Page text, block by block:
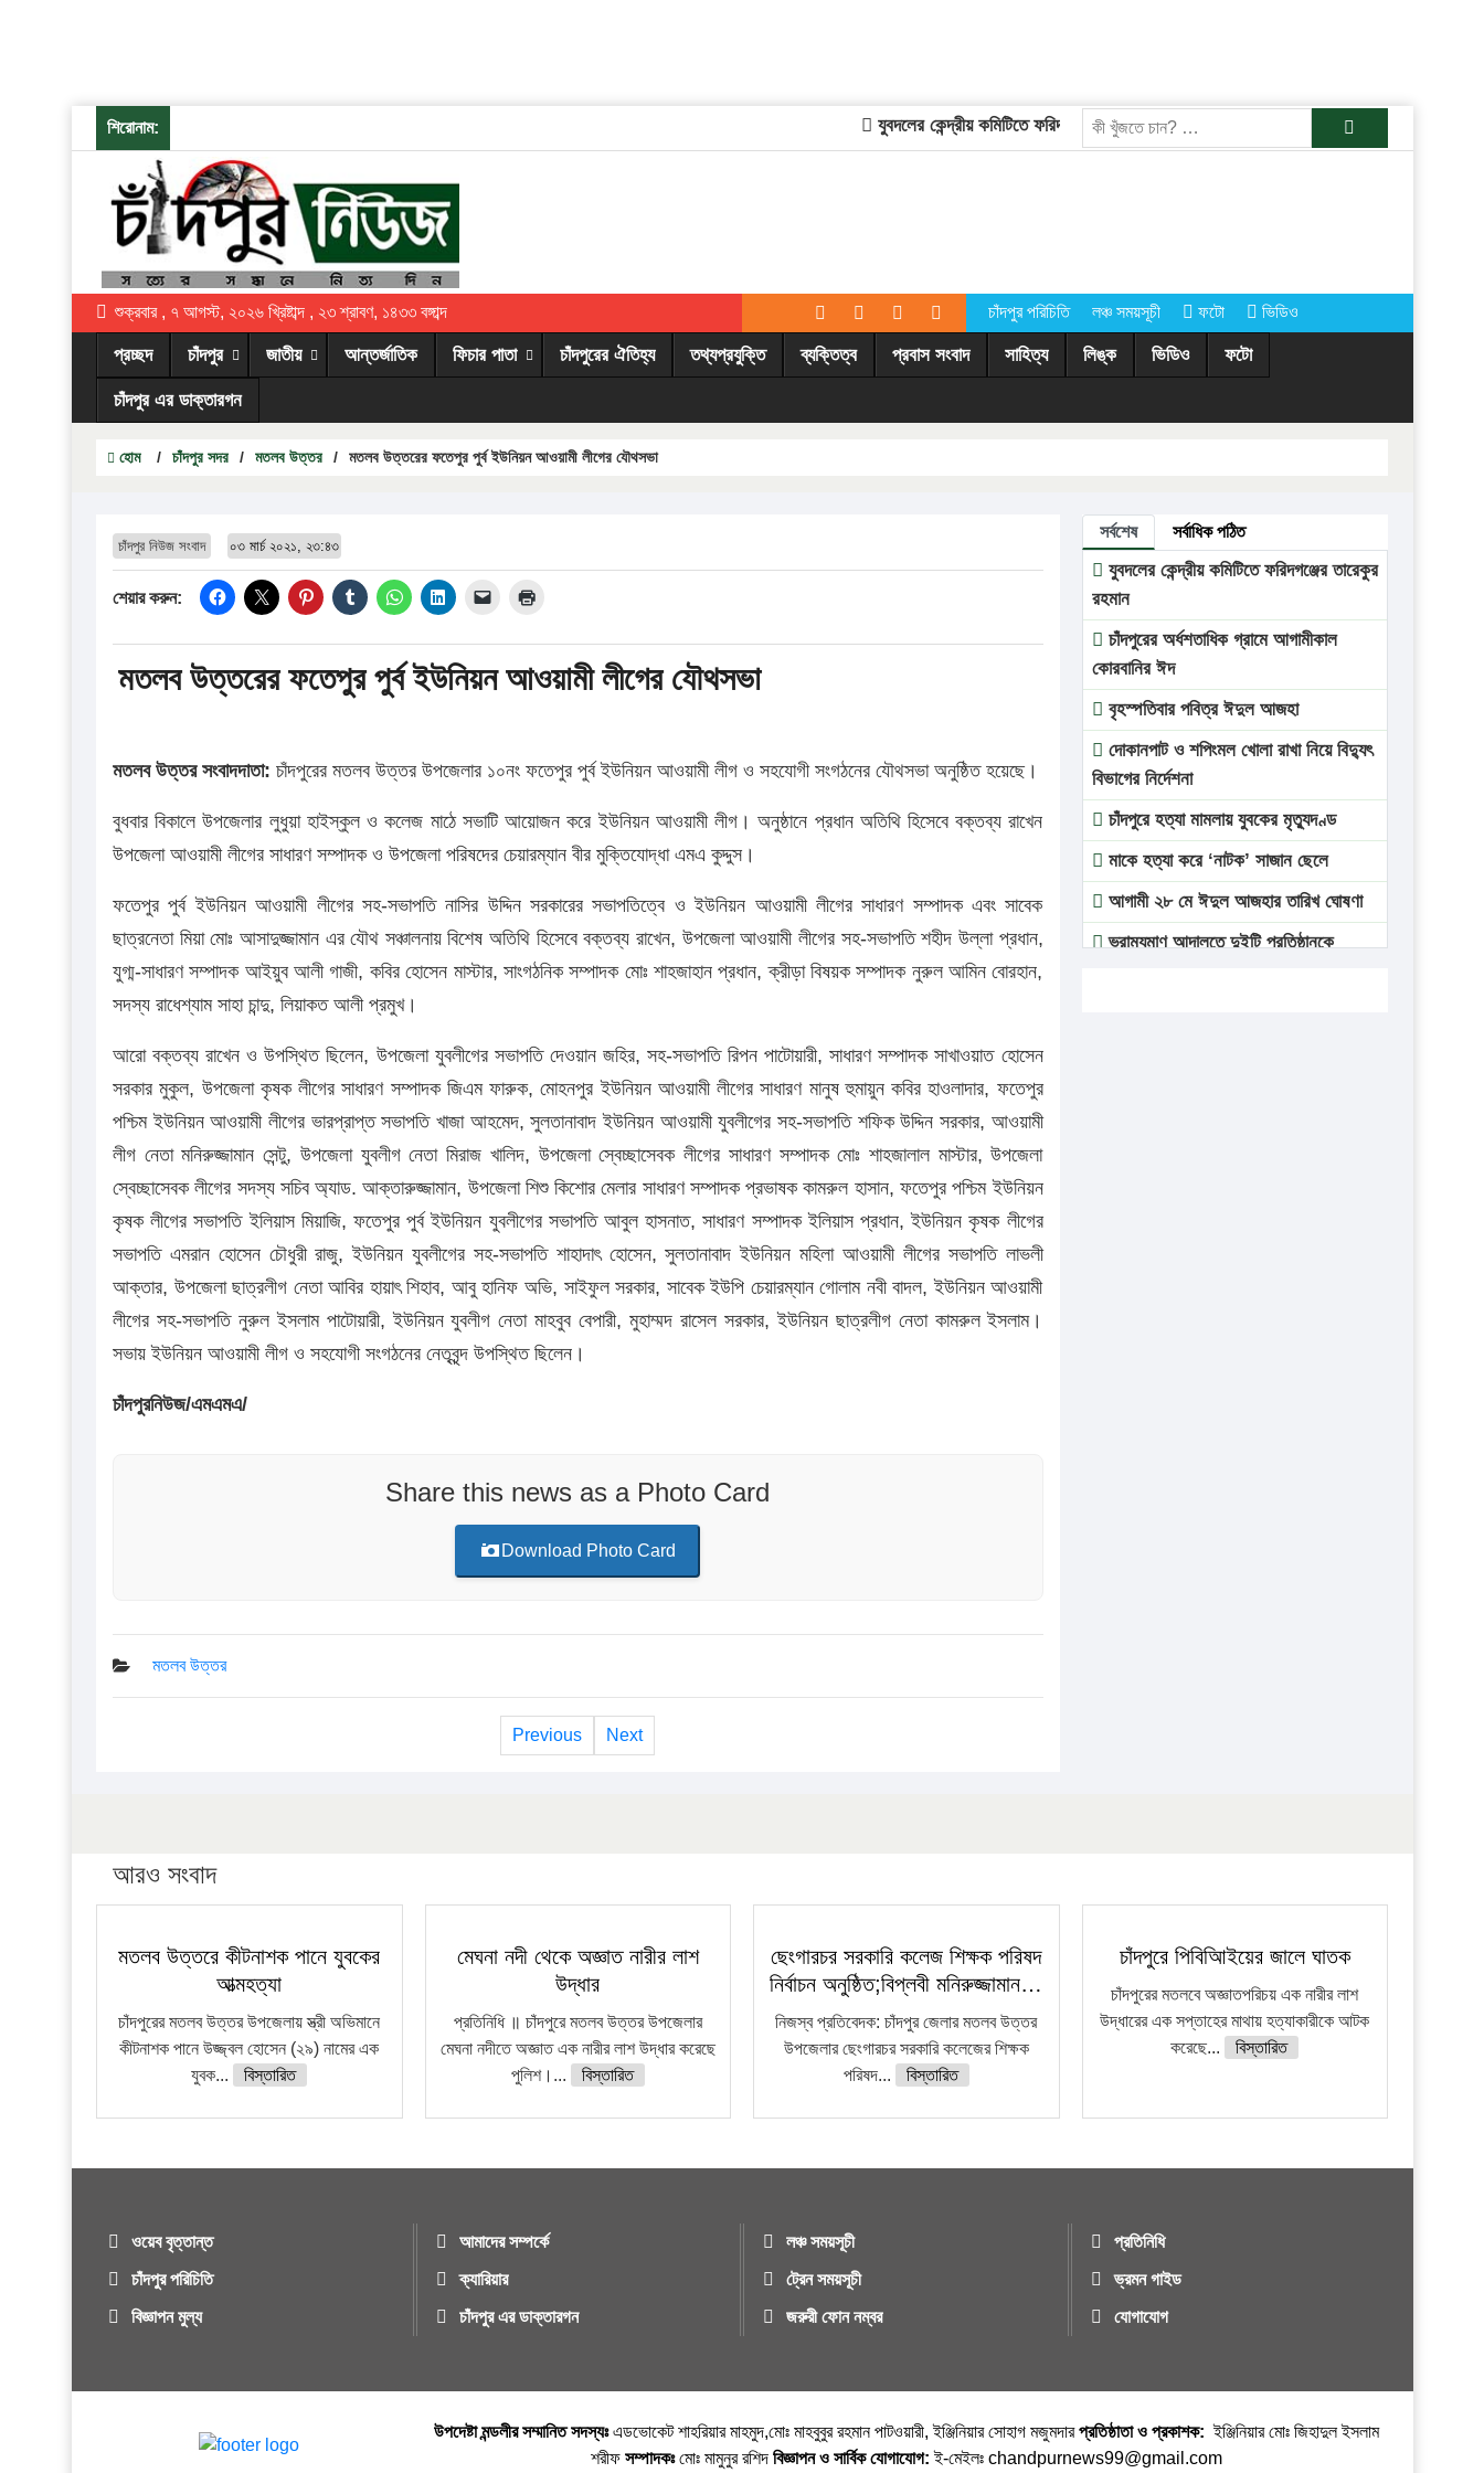
শিরোনাম: যুবদলের কেন্দ্রীয় কমিটিতে ফরিদগঞ্জের তারেকুর রহমান চাঁদপুরের অর্ধশতাধিক গ্রামে আগামীকাল
শুক্রবার , ৭ আগস্ট, ২০২৬ খ্রিষ্টাব্দ , ২৩ শ্রাবণ, ১৪৩৩ বঙ্গাব্দ চাঁদপুর পরিচিতি লঞ্চ সময়সূচী ফটো ভিডিও
প্রচ্ছদ চাঁদপুর জাতীয় আন্তর্জাতিক ফিচার পাতা চাঁদপুরের ঐতিহ্য তথ্যপ্রযুক্তি ব্যক্তিত্ব প্রবাস সংবাদ সাহিত্য লিঙ্ক ভিডিও ফটো
চাঁদপুর এর ডাক্তারগন
হোম / চাঁদপুর সদর / মতলব উত্তর / মতলব উত্তরের ফতেপুর পুর্ব ইউনিয়ন আওয়ামী লীগের যৌথসভা
চাঁদপুর নিউজ সংবাদ ০৩ মার্চ ২০২১, ২৩:৪৩
শেয়ার করুন:
মতলব উত্তরের ফতেপুর পুর্ব ইউনিয়ন আওয়ামী লীগের যৌথসভা
মতলব উত্তর সংবাদদাতা: চাঁদপুরের মতলব উত্তর উপজেলার ১০নং ফতেপুর পুর্ব ইউনিয়ন আওয়ামী লীগ ও সহযোগী সংগঠনের যৌথসভা অনুষ্ঠিত হয়েছে।
বুধবার বিকালে উপজেলার লুধুয়া হাইস্কুল ও কলেজ মাঠে সভাটি আয়োজন করে ইউনিয়ন আওয়ামী লীগ। অনুষ্ঠানে প্রধান অতিথি হিসেবে বক্তব্য রাখেন
উপজেলা আওয়ামী লীগের সাধারণ সম্পাদক ও উপজেলা পরিষদের চেয়ারম্যান বীর মুক্তিযোদ্ধা এমএ কুদ্দুস।
ফতেপুর পুর্ব ইউনিয়ন আওয়ামী লীগের সহ-সভাপতি নাসির উদ্দিন সরকারের সভাপতিত্বে ও ইউনিয়ন আওয়ামী লীগের সাধারণ সম্পাদক এবং সাবেক
ছাত্রনেতা মিয়া মোঃ আসাদুজ্জামান এর যৌথ সঞ্চালনায় বিশেষ অতিথি হিসেবে বক্তব্য রাখেন, উপজেলা আওয়ামী লীগের সহ-সভাপতি শহীদ উল্লা প্রধান,
যুগ্ম-সাধারণ সম্পাদক আইয়ুব আলী গাজী, কবির হোসেন মাস্টার, সাংগঠনিক সম্পাদক মোঃ শাহজাহান প্রধান, ক্রীড়া বিষয়ক সম্পাদক নুরুল আমিন বোরহান,
সদস্য রাধেশ্যাম সাহা চান্দু, লিয়াকত আলী প্রমুখ।
আরো বক্তব্য রাখেন ও উপস্থিত ছিলেন, উপজেলা যুবলীগের সভাপতি দেওয়ান জহির, সহ-সভাপতি রিপন পাটোয়ারী, সাধারণ সম্পাদক সাখাওয়াত হোসেন
সরকার মুকুল, উপজেলা কৃষক লীগের সাধারণ সম্পাদক জিএম ফারুক, মোহনপুর ইউনিয়ন আওয়ামী লীগের সাধারণ মানুষ হুমায়ুন কবির হাওলাদার, ফতেপুর
পশ্চিম ইউনিয়ন আওয়ামী লীগের ভারপ্রাপ্ত সভাপতি খাজা আহমেদ, সুলতানাবাদ ইউনিয়ন আওয়ামী যুবলীগের সহ-সভাপতি শফিক উদ্দিন সরকার, আওয়ামী
লীগ নেতা মনিরুজ্জামান সেন্টু, উপজেলা যুবলীগ নেতা মিরাজ খালিদ, উপজেলা স্বেচ্ছাসেবক লীগের সাধারণ সম্পাদক মোঃ শাহজালাল মাস্টার, উপজেলা
স্বেচ্ছাসেবক লীগের সদস্য সচিব অ্যাড. আক্তারুজ্জামান, উপজেলা শিশু কিশোর মেলার সাধারণ সম্পাদক প্রভাষক কামরুল হাসান, ফতেপুর পশ্চিম ইউনিয়ন
কৃষক লীগের সভাপতি ইলিয়াস মিয়াজি, ফতেপুর পুর্ব ইউনিয়ন যুবলীগের সভাপতি আবুল হাসনাত, সাধারণ সম্পাদক ইলিয়াস প্রধান, ইউনিয়ন কৃষক লীগের
সভাপতি এমরান হোসেন চৌধুরী রাজু, ইউনিয়ন যুবলীগের সহ-সভাপতি শাহাদাৎ হোসেন, সুলতানাবাদ ইউনিয়ন মহিলা আওয়ামী লীগের সভাপতি লাভলী
আক্তার, উপজেলা ছাত্রলীগ নেতা আবির হায়াৎ শিহাব, আবু হানিফ অভি, সাইফুল সরকার, সাবেক ইউপি চেয়ারম্যান গোলাম নবী বাদল, ইউনিয়ন আওয়ামী
লীগের সহ-সভাপতি নুরুল ইসলাম পাটোয়ারী, ইউনিয়ন যুবলীগ নেতা মাহবুব বেপারী, মুহাম্মদ রাসেল সরকার, ইউনিয়ন ছাত্রলীগ নেতা কামরুল ইসলাম।
সভায় ইউনিয়ন আওয়ামী লীগ ও সহযোগী সংগঠনের নেতৃবৃন্দ উপস্থিত ছিলেন।
চাঁদপুরনিউজ/এমএমএ/
Share this news as a Photo Card
Download Photo Card
মতলব উত্তর
Previous Next
সর্বশেষ সর্বাধিক পঠিত
যুবদলের কেন্দ্রীয় কমিটিতে ফরিদগঞ্জের তারেকুর
রহমান
চাঁদপুরের অর্ধশতাধিক গ্রামে আগামীকাল
কোরবানির ঈদ
বৃহস্পতিবার পবিত্র ঈদুল আজহা
দোকানপাট ও শপিংমল খোলা রাখা নিয়ে বিদ্যুৎ
বিভাগের নির্দেশনা
চাঁদপুরে হত্যা মামলায় যুবকের মৃত্যুদণ্ড
মাকে হত্যা করে ‘নাটক’ সাজান ছেলে
আগামী ২৮ মে ঈদুল আজহার তারিখ ঘোষণা
ভ্রাম্যমাণ আদালতে দুইটি প্রতিষ্ঠানকে
আরও সংবাদ
মতলব উত্তরে কীটনাশক পানে যুবকের
আত্মহত্যা
চাঁদপুরের মতলব উত্তর উপজেলায় স্ত্রী অভিমানে
কীটনাশক পানে উজ্জ্বল হোসেন (২৯) নামের এক
যুবক...
বিস্তারিত
মেঘনা নদী থেকে অজ্ঞাত নারীর লাশ
উদ্ধার
প্রতিনিধি ॥ চাঁদপুরে মতলব উত্তর উপজেলার
মেঘনা নদীতে অজ্ঞাত এক নারীর লাশ উদ্ধার করেছে
পুলিশ।...
বিস্তারিত
ছেংগারচর সরকারি কলেজ শিক্ষক পরিষদ
নির্বাচন অনুষ্ঠিত;বিপ্লবী মনিরুজ্জামান…
নিজস্ব প্রতিবেদক: চাঁদপুর জেলার মতলব উত্তর
উপজেলার ছেংগারচর সরকারি কলেজের শিক্ষক
পরিষদ...
বিস্তারিত
চাঁদপুরে পিবিআিইয়ের জালে ঘাতক
চাঁদপুরের মতলবে অজ্ঞাতপরিচয় এক নারীর লাশ
উদ্ধারের এক সপ্তাহের মাথায় হত্যাকারীকে আটক
করেছে...
বিস্তারিত
ওয়েব বৃত্তান্ত
চাঁদপুর পরিচিতি
বিজ্ঞাপন মুল্য
আমাদের সম্পর্কে
ক্যারিয়ার
চাঁদপুর এর ডাক্তারগন
লঞ্চ সময়সূচী
ট্রেন সময়সূচী
জরুরী ফোন নম্বর
প্রতিনিধি
ভ্রমন গাইড
যোগাযোগ
উপদেষ্টা মন্ডলীর সম্মানিত সদস্যঃএডভোকেট শাহরিয়ার মাহমুদ,মোঃ মাহবুবুর রহমান পাটওয়ারী, ইঞ্জিনিয়ার সোহাগ মজুমদারপ্রতিষ্ঠাতা ও প্রকাশক: ইঞ্জিনিয়ার মোঃ জিহাদুল ইসলাম
শরীফ সম্পাদকঃমোঃ মামুনুর রশিদ বিজ্ঞাপন ও সার্বিক যোগাযোগ: ই-মেইলঃ chandpurnews99@gmail.com